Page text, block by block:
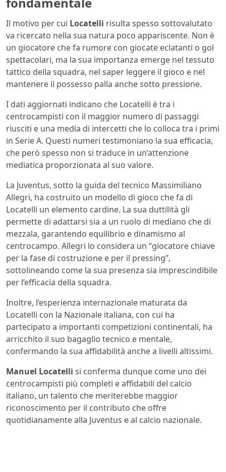
Il motivo per cui Locatelli risulta spesso sottovalutato
va ricercato nella sua natura poco appariscente. Non è
un giocatore che fa rumore con giocate eclatanti o gol
spettacolari, ma la sua importanza emerge nel tessuto
tattico della squadra, nel saper leggere il gioco e nel
mantenere il possesso palla anche sotto pressione.
I dati aggiornati indicano che Locatelli è tra i
centrocampisti con il maggior numero di passaggi
riusciti e una media di intercetti che lo colloca tra i primi
in Serie A. Questi numeri testimoniano la sua efficacia,
che però spesso non si traduce in un’attenzione
mediatica proporzionata al suo valore.
La Juventus, sotto la guida del tecnico Massimiliano
Allegri, ha costruito un modello di gioco che fa di
Locatelli un elemento cardine. La sua duttilità gli
permette di adattarsi sia a un ruolo di mediano che di
mezzala, garantendo equilibrio e dinamismo al
centrocampo. Allegri lo considera un “giocatore chiave
per la fase di costruzione e per il pressing”,
sottolineando come la sua presenza sia imprescindibile
per l’efficacia della squadra.
Inoltre, l’esperienza internazionale maturata da
Locatelli con la Nazionale italiana, con cui ha
partecipato a importanti competizioni continentali, ha
arricchito il suo bagaglio tecnico e mentale,
confermando la sua affidabilità anche a livelli altissimi.
Manuel Locatelli si conferma dunque come uno dei
centrocampisti più completi e affidabili del calcio
italiano, un talento che meriterebbe maggior
riconoscimento per il contributo che offre
quotidianamente alla Juventus e al calcio nazionale.